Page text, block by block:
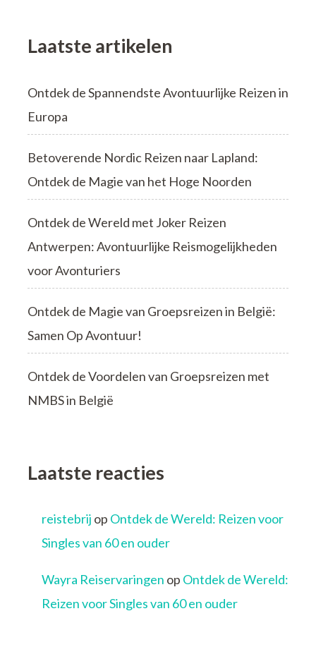
Laatste artikelen
Ontdek de Spannendste Avontuurlijke Reizen in
Europa
Betoverende Nordic Reizen naar Lapland:
Ontdek de Magie van het Hoge Noorden
Ontdek de Wereld met Joker Reizen
Antwerpen: Avontuurlijke Reismogelijkheden
voor Avonturiers
Ontdek de Magie van Groepsreizen in België:
Samen Op Avontuur!
Ontdek de Voordelen van Groepsreizen met
NMBS in België
Laatste reacties
reistebrij op Ontdek de Wereld: Reizen voor
Singles van 60 en ouder
Wayra Reiservaringen op Ontdek de Wereld:
Reizen voor Singles van 60 en ouder